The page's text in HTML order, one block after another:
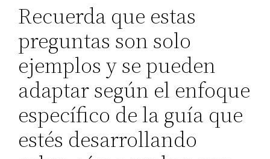
Recuerda que estas
preguntas son solo
ejemplos y se pueden
adaptar según el enfoque
específico de la guía que
estés desarrollando